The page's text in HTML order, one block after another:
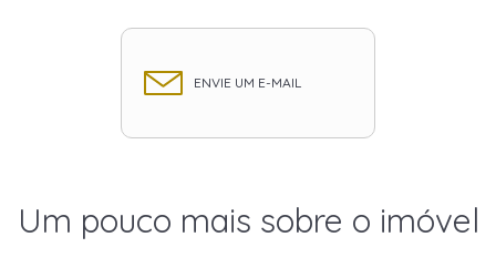
ENVIE UM E-MAIL
Um pouco mais sobre o imóvel